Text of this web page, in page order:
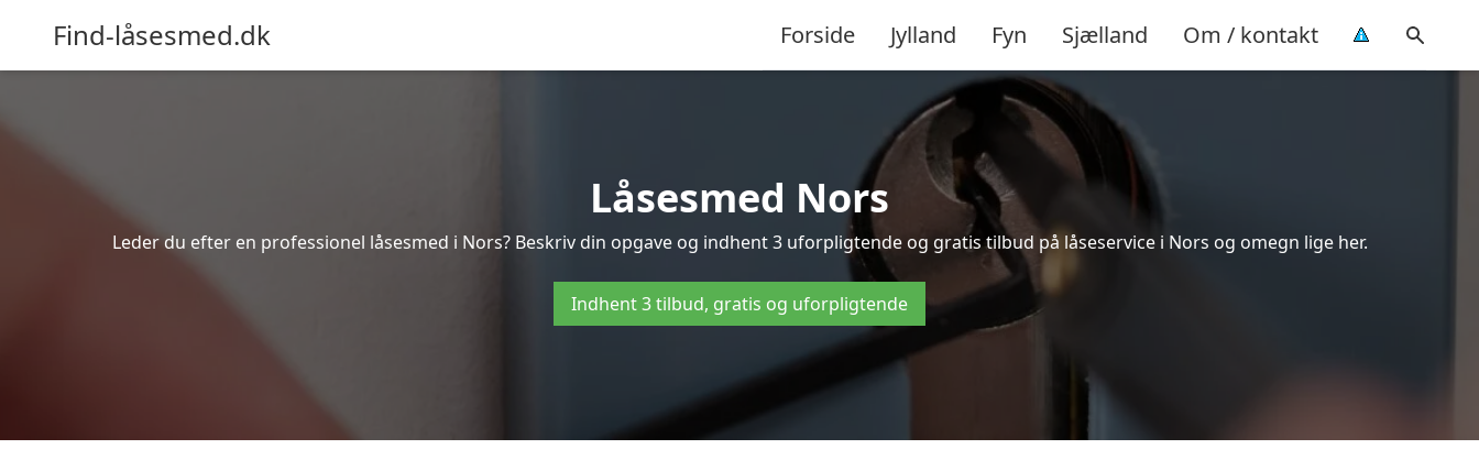
Find-låsesmed.dk Forside Jylland Fyn Sjælland Om / kontakt
Låsesmed Nors
Leder du efter en professionel låsesmed i Nors? Beskriv din opgave og indhent 3 uforpligtende og gratis tilbud på låseservice i Nors og omegn lige her.
Indhent 3 tilbud, gratis og uforpligtende